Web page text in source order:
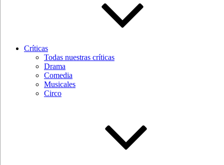
Críticas
Todas nuestras críticas
Drama
Comedia
Musicales
Circo